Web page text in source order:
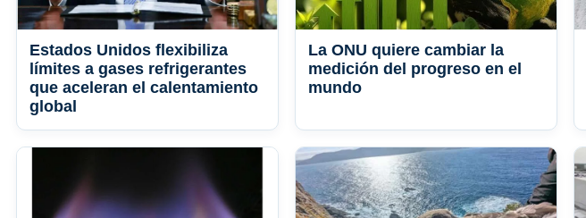
Estados Unidos flexibiliza
límites a gases refrigerantes
que aceleran el calentamiento
global
La ONU quiere cambiar la
medición del progreso en el
mundo